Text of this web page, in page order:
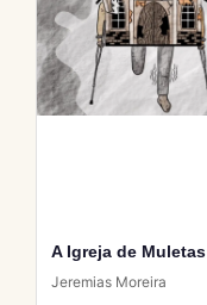
A Igreja de Muletas
Jeremias Moreira